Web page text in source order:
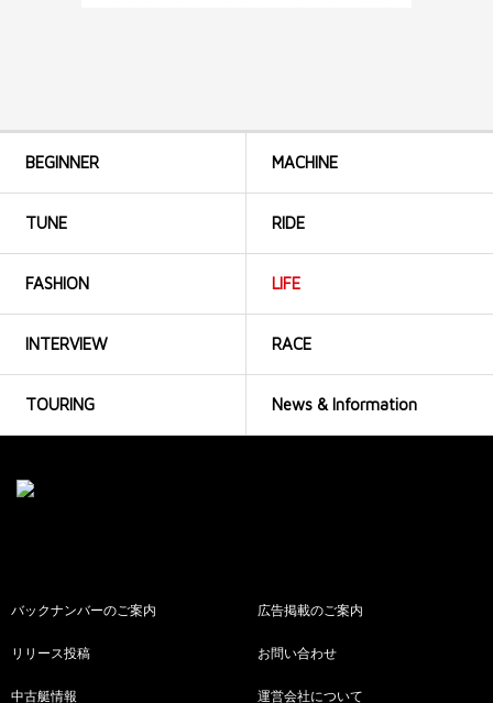
BEGINNER MACHINE
TUNE RIDE
FASHION LIFE
INTERVIEW RACE
TOURING News & Information
バックナンバーのご案内 広告掲載のご案内
リリース投稿 お問い合わせ
中古艇情報 運営会社について